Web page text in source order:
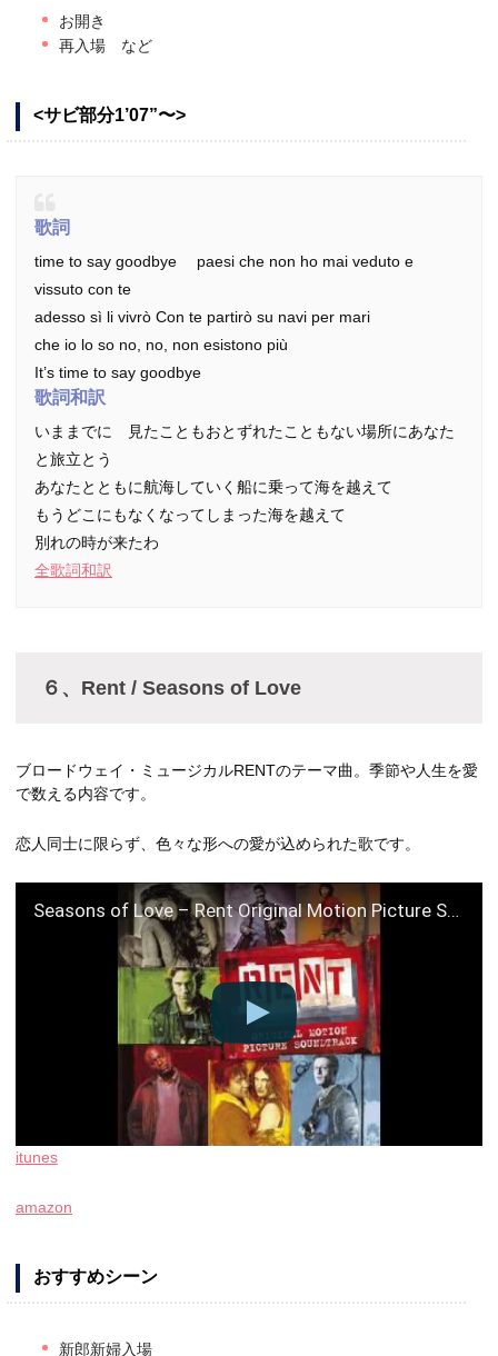
お開き
再入場 など
<サビ部分1’07”〜>
歌詞
time to say goodbye paesi che non ho mai veduto e
vissuto con te
adesso sì li vivrò Con te partirò su navi per mari
che io lo so no, no, non esistono più
It’s time to say goodbye
歌詞和訳
いままでに 見たこともおとずれたこともない場所にあなた
と旅立とう
あなたとともに航海していく船に乗って海を越えて
もうどこにもなくなってしまった海を越えて
別れの時が来たわ
全歌詞和訳
６、Rent / Seasons of Love
ブロードウェイ・ミュージカルRENTのテーマ曲。季節や人生を愛
で数える内容です。
恋人同士に限らず、色々な形への愛が込められた歌です。
Seasons of Love – Rent Original Motion Picture Soundtrack
itunes
amazon
おすすめシーン
新郎新婦入場